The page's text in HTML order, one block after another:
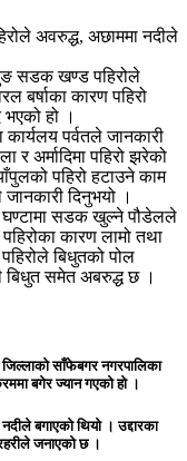
सडक खण्ड पहिरोले
बर्षाका कारण पहिरो
हो ।
पर्वतले जानकारी
र अर्मादिमा पहिरो झरेको
पहिरो हटाउने काम
दिनुभयो ।
घण्टामा सडक खुल्ने पौडेलले
कारण लामो तथा
बिधुतको पोल
बिधुत समेत अबरुद्ध छ ।
साँफेबगर नगरपालिका
बगेर ज्यान गएको हाे ।
बगाएकाे थियाे । उद्दारका
जनाएको छ ।